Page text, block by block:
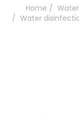
Home
Water